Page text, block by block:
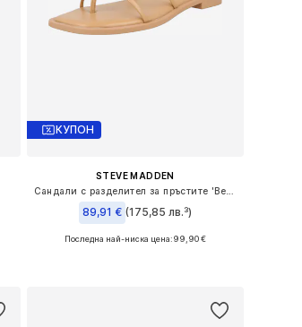
КУПОН
STEVE MADDEN
89,91 € (175,85 лв.³)
Налични размери: 36, 37, 38, 39, 40, 41
Последна най-ниска цена:99,90 €